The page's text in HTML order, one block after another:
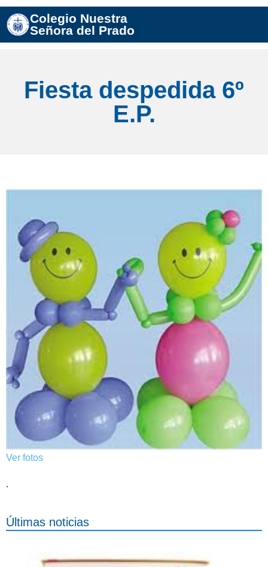
Colegio Nuestra
Señora del Prado
Fiesta despedida 6º
E.P.
Ver fotos
.
Últimas noticias